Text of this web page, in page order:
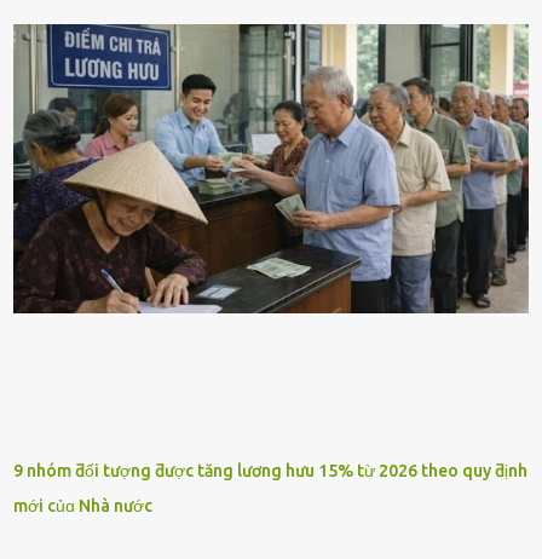
9 nhóm ƌối tượng ƌược tăng lương hưu 15% từ 2026 theo quy ƌịnh
mới củɑ Nhà nước